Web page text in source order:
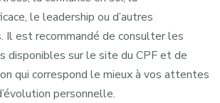
le leadership ou d’autres
Il est recommandé de consulter les
disponibles sur le site du CPF et de
qui correspond le mieux à vos attentes
personnelle.